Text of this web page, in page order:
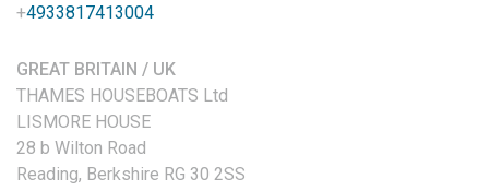
+4933817413004
GREAT BRITAIN / UK
THAMES HOUSEBOATS Ltd
LISMORE HOUSE
28 b Wilton Road
Reading, Berkshire RG 30 2SS